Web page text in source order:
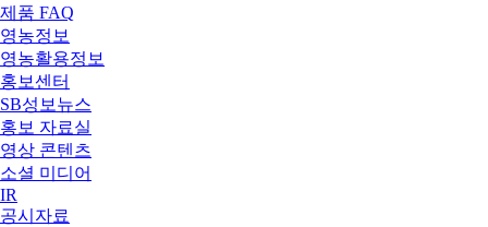
제품 FAQ
영농정보
영농활용정보
홍보센터
SB성보뉴스
홍보 자료실
영상 콘텐츠
소셜 미디어
IR
공시자료